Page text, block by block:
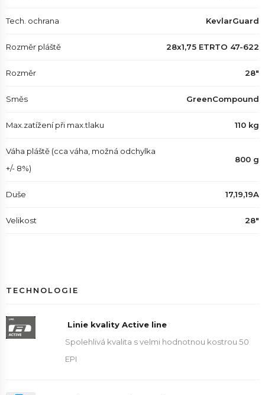
Tech. ochrana KevlarGuard
Rozměr pláště 28x1,75 ETRTO 47-622
Rozměr 28"
Směs GreenCompound
Max.zatížení při max.tlaku 110 kg
Váha pláště (cca váha, možná odchylka
+/- 8%)
800 g
Duše 17,19,19A
Velikost 28"
TECHNOLOGIE
Linie kvality Active line
Spolehlivá kvalita s velmi hodnotnou kostrou 50
EPI